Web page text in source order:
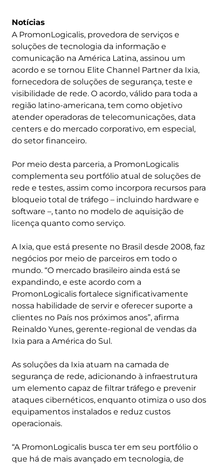
Notícias
A PromonLogicalis, provedora de serviços e
soluções de tecnologia da informação e
comunicação na América Latina, assinou um
acordo e se tornou Elite Channel Partner da Ixia,
fornecedora de soluções de segurança, teste e
visibilidade de rede. O acordo, válido para toda a
região latino-americana, tem como objetivo
atender operadoras de telecomunicações, data
centers e do mercado corporativo, em especial,
do setor financeiro.
Por meio desta parceria, a PromonLogicalis
complementa seu portfólio atual de soluções de
rede e testes, assim como incorpora recursos para
bloqueio total de tráfego – incluindo hardware e
software –, tanto no modelo de aquisição de
licença quanto como serviço.
A Ixia, que está presente no Brasil desde 2008, faz
negócios por meio de parceiros em todo o
mundo. “O mercado brasileiro ainda está se
expandindo, e este acordo com a
PromonLogicalis fortalece significativamente
nossa habilidade de servir e oferecer suporte a
clientes no País nos próximos anos”, afirma
Reinaldo Yunes, gerente-regional de vendas da
Ixia para a América do Sul.
As soluções da Ixia atuam na camada de
segurança de rede, adicionando à infraestrutura
um elemento capaz de filtrar tráfego e prevenir
ataques cibernéticos, enquanto otimiza o uso dos
equipamentos instalados e reduz custos
operacionais.
“A PromonLogicalis busca ter em seu portfólio o
que há de mais avançado em tecnologia, de